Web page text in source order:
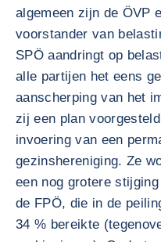
algemeen zijn de ÖVP
voorstander van
SPÖ aandringt op
alle partijen het eens
aanscherping van het
zij een plan
invoering van een
gezinshereniging. Ze
een nog grotere
de FPÖ, die in de
34 % bereikte